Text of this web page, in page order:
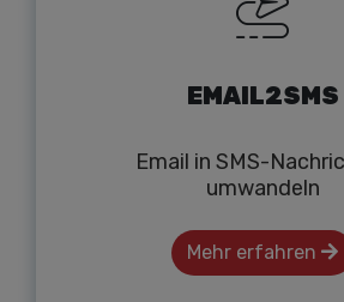
EMAIL2SMS
Email in SMS-
umwandeln
Mehr erfahren